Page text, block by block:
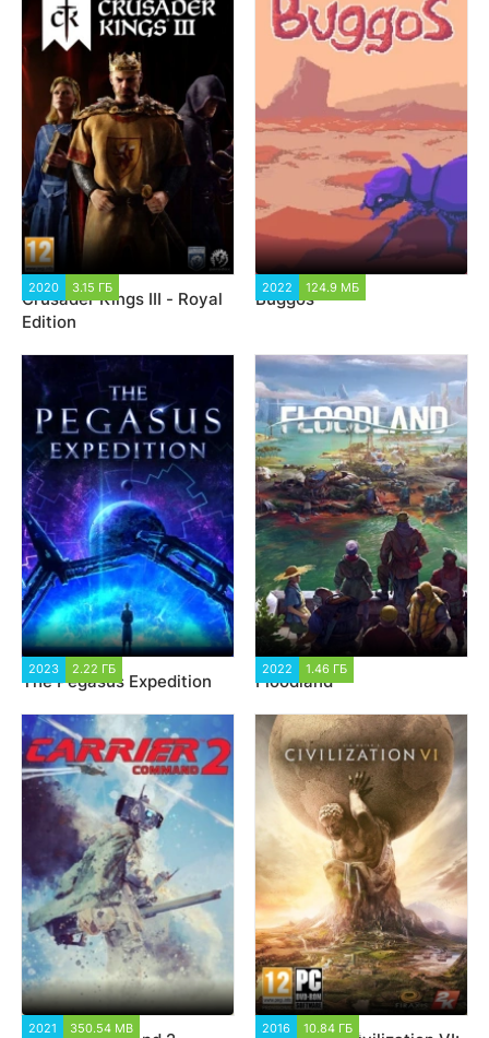
2020 3.15 ГБ
Crusader Kings III - Royal
Edition
2022 124.9 МБ
Buggos
2023 2.22 ГБ
The Pegasus Expedition
2022 1.46 ГБ
Floodland
2021 350.54 MB 2016 10.84 ГБ